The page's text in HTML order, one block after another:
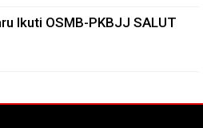
Ikuti OSMB-PKBJJ SALUT